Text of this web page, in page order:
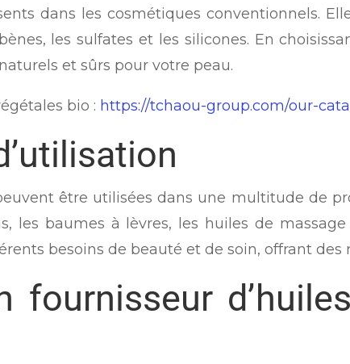
dans les cosmétiques conventionnels.
les sulfates et les silicones. En
et sûrs pour votre peau.
bio : https://tchaou-group.com/our-
être utilisées dans une multitude de
les baumes à lèvres, les huiles de
besoins de beauté et de soin, offrant des
fournisseur